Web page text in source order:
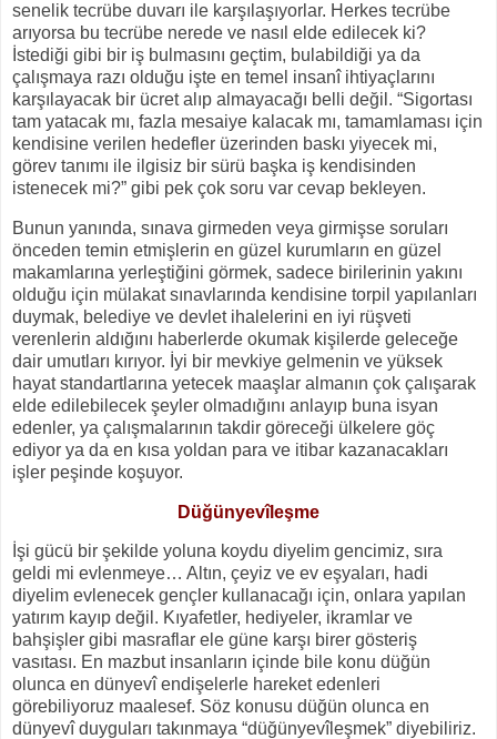
senelik tecrübe duvarı ile karşılaşıyorlar. Herkes tecrübe
arıyorsa bu tecrübe nerede ve nasıl elde edilecek ki?
İstediği gibi bir iş bulmasını geçtim, bulabildiği ya da
çalışmaya razı olduğu işte en temel insanî ihtiyaçlarını
karşılayacak bir ücret alıp almayacağı belli değil. “Sigortası
tam yatacak mı, fazla mesaiye kalacak mı, tamamlaması için
kendisine verilen hedefler üzerinden baskı yiyecek mi,
görev tanımı ile ilgisiz bir sürü başka iş kendisinden
istenecek mi?” gibi pek çok soru var cevap bekleyen.
Bunun yanında, sınava girmeden veya girmişse soruları
önceden temin etmişlerin en güzel kurumların en güzel
makamlarına yerleştiğini görmek, sadece birilerinin yakını
olduğu için mülakat sınavlarında kendisine torpil yapılanları
duymak, belediye ve devlet ihalelerini en iyi rüşveti
verenlerin aldığını haberlerde okumak kişilerde geleceğe
dair umutları kırıyor. İyi bir mevkiye gelmenin ve yüksek
hayat standartlarına yetecek maaşlar almanın çok çalışarak
elde edilebilecek şeyler olmadığını anlayıp buna isyan
edenler, ya çalışmalarının takdir göreceği ülkelere göç
ediyor ya da en kısa yoldan para ve itibar kazanacakları
işler peşinde koşuyor.
Düğünyevîleşme
İşi gücü bir şekilde yoluna koydu diyelim gencimiz, sıra
geldi mi evlenmeye… Altın, çeyiz ve ev eşyaları, hadi
diyelim evlenecek gençler kullanacağı için, onlara yapılan
yatırım kayıp değil. Kıyafetler, hediyeler, ikramlar ve
bahşişler gibi masraflar ele güne karşı birer gösteriş
vasıtası. En mazbut insanların içinde bile konu düğün
olunca en dünyevî endişelerle hareket edenleri
görebiliyoruz maalesef. Söz konusu düğün olunca en
dünyevî duyguları takınmaya “düğünyevîleşmek” diyebiliriz.